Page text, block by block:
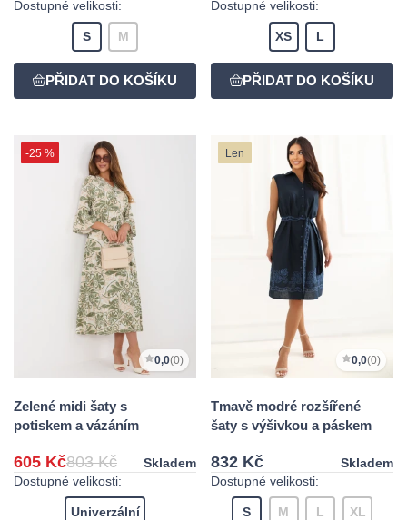
Dostupné velikosti:
S M
Dostupné velikosti:
XS L
-25 %
0,0(0)
Zelené midi šaty s
potiskem a vázáním
605 Kč803 Kč
Skladem
Dostupné velikosti:
Univerzální
Len
0,0(0)
Tmavě modré rozšířené
šaty s výšivkou a páskem
832 Kč
Skladem
Dostupné velikosti:
S M L XL